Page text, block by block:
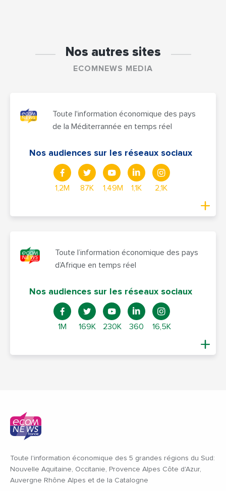
Nos autres sites
ECOMNEWS MEDIA
Toute l'information économique des pays
de la Méditerrannée en temps réel
Nos audiences sur les réseaux sociaux
1,2M 87K 1,49M 1,1K 2,1K
Toute l’information économique des pays
d’Afrique en temps réel
Nos audiences sur les réseaux sociaux
1M 169K 230K 360 16,5K
Toute l'information économique des 5 grandes régions du Sud:
Nouvelle Aquitaine, Occitanie, Provence Alpes Côte d'Azur,
Auvergne Rhône Alpes et de la Catalogne